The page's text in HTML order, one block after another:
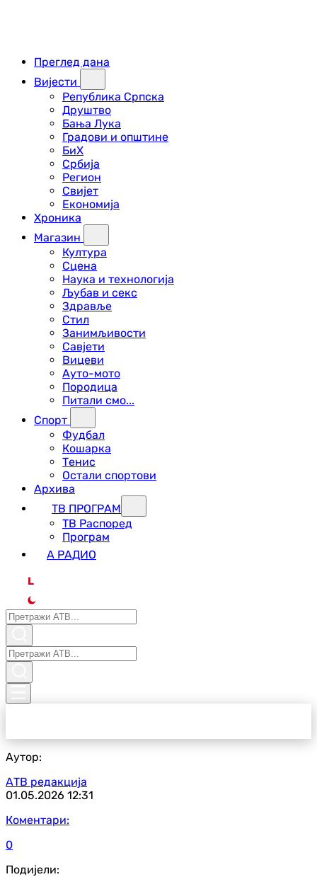
Преглед дана
Вијести
Република Српска
Друштво
Бања Лука
Градови и општине
БиХ
Србија
Регион
Свијет
Економија
Хроника
Магазин
Култура
Сцена
Наука и технологија
Љубав и секс
Здравље
Стил
Занимљивости
Савјети
Вицеви
Ауто-мото
Породица
Питали смо...
Спорт
Фудбал
Кошарка
Тенис
Остали спортови
Архива
ТВ ПРОГРАМ
ТВ Распоред
Програм
А РАДИО
L
Аутор:
АТВ редакција
01.05.2026 12:31
Коментари:
0
Подијели: